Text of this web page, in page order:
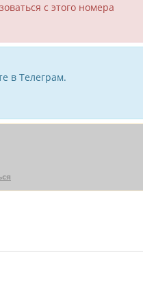
с этого номера
в Телеграм.